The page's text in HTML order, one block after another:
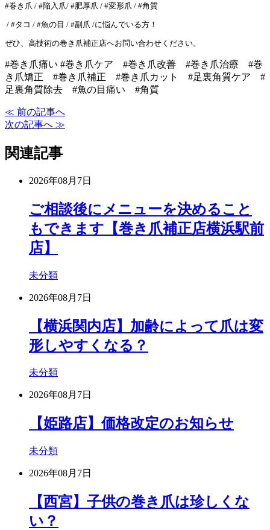
#巻き爪 / #陥入爪/ #肥厚爪 / #変形爪 / #角質
/ #タコ / #魚の目 / #副爪 /に悩んでいる方！
ぜひ、高技術の巻き爪補正店へお問い合わせください。
#巻き爪痛い #巻き爪ケア #巻き爪改善 #巻き爪治療 #巻
き爪矯正 #巻き爪補正 #巻き爪カット #足裏角質ケア #
足裏角質除去 #魚の目痛い #角質
≪ 前の記事へ
次の記事へ ≫
関連記事
2026年08月7日
ご相談後にメニューを決めること
もできます【巻き爪補正店横浜駅前
店】
未分類
2026年08月7日
【横浜関内店】加齢によって爪は変
形しやすくなる？
未分類
2026年08月7日
【姫路店】価格改定のお知らせ
未分類
2026年08月7日
【西宮】子供の巻き爪は珍しくな
い？